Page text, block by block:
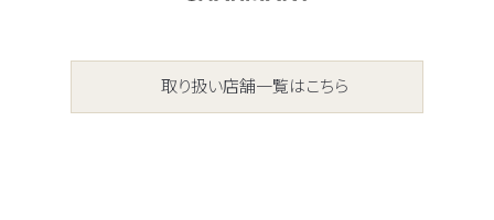
取り扱い店舗一覧はこちら